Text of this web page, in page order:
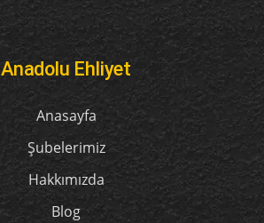
Anadolu Ehliyet
Anasayfa
Şubelerimiz
Hakkımızda
Blog